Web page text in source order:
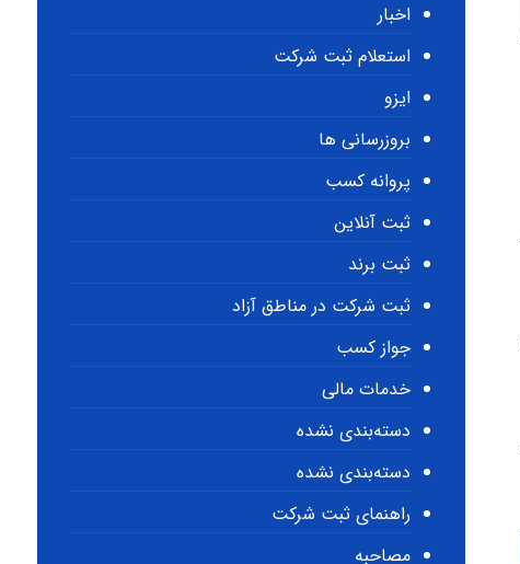
اخبار
استعلام ثبت شرکت
ایزو
بروزرسانی ها
پروانه کسب
ثبت آنلاین
ثبت برند
ثبت شرکت در مناطق آزاد
جواز کسب
خدمات مالی
دسته‌بندی نشده
دسته‌بندی نشده
راهنمای ثبت شرکت
مصاحبه